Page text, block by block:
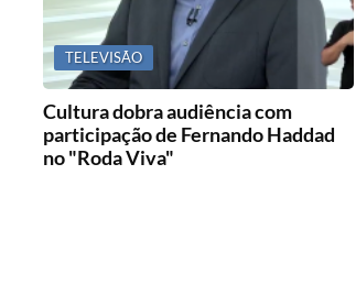
TELEVISÃO
Cultura dobra audiência com
participação de Fernando Haddad
no "Roda Viva"